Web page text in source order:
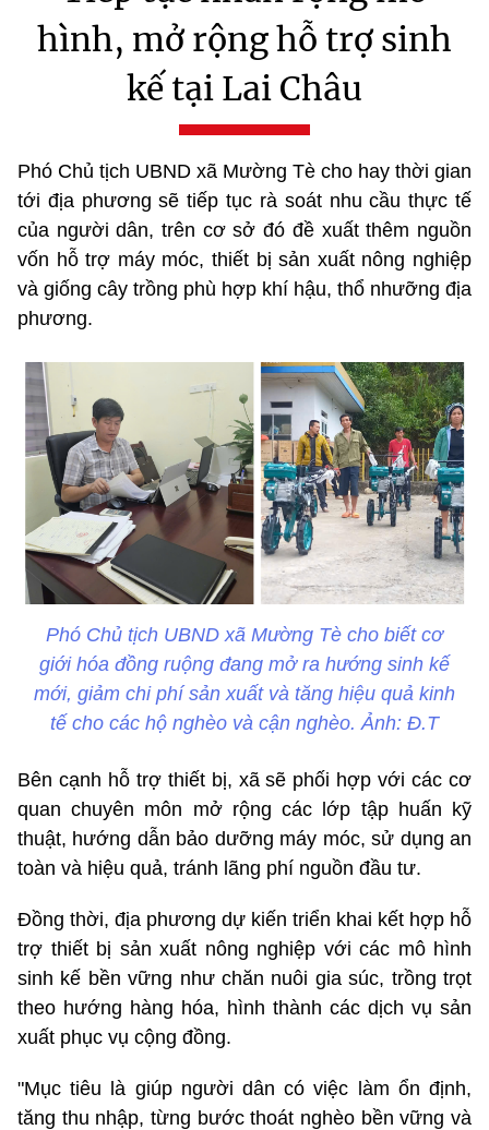
hình, mở rộng hỗ trợ sinh
kế tại Lai Châu
Phó Chủ tịch UBND xã Mường Tè cho hay thời gian
tới địa phương sẽ tiếp tục rà soát nhu cầu thực tế
của người dân, trên cơ sở đó đề xuất thêm nguồn
vốn hỗ trợ máy móc, thiết bị sản xuất nông nghiệp
và giống cây trồng phù hợp khí hậu, thổ nhưỡng địa
phương.
Phó Chủ tịch UBND xã Mường Tè cho biết cơ
giới hóa đồng ruộng đang mở ra hướng sinh kế
mới, giảm chi phí sản xuất và tăng hiệu quả kinh
tế cho các hộ nghèo và cận nghèo. Ảnh: Đ.T
Bên cạnh hỗ trợ thiết bị, xã sẽ phối hợp với các cơ
quan chuyên môn mở rộng các lớp tập huấn kỹ
thuật, hướng dẫn bảo dưỡng máy móc, sử dụng an
toàn và hiệu quả, tránh lãng phí nguồn đầu tư.
Đồng thời, địa phương dự kiến triển khai kết hợp hỗ
trợ thiết bị sản xuất nông nghiệp với các mô hình
sinh kế bền vững như chăn nuôi gia súc, trồng trọt
theo hướng hàng hóa, hình thành các dịch vụ sản
xuất phục vụ cộng đồng.
"Mục tiêu là giúp người dân có việc làm ổn định,
tăng thu nhập, từng bước thoát nghèo bền vững và